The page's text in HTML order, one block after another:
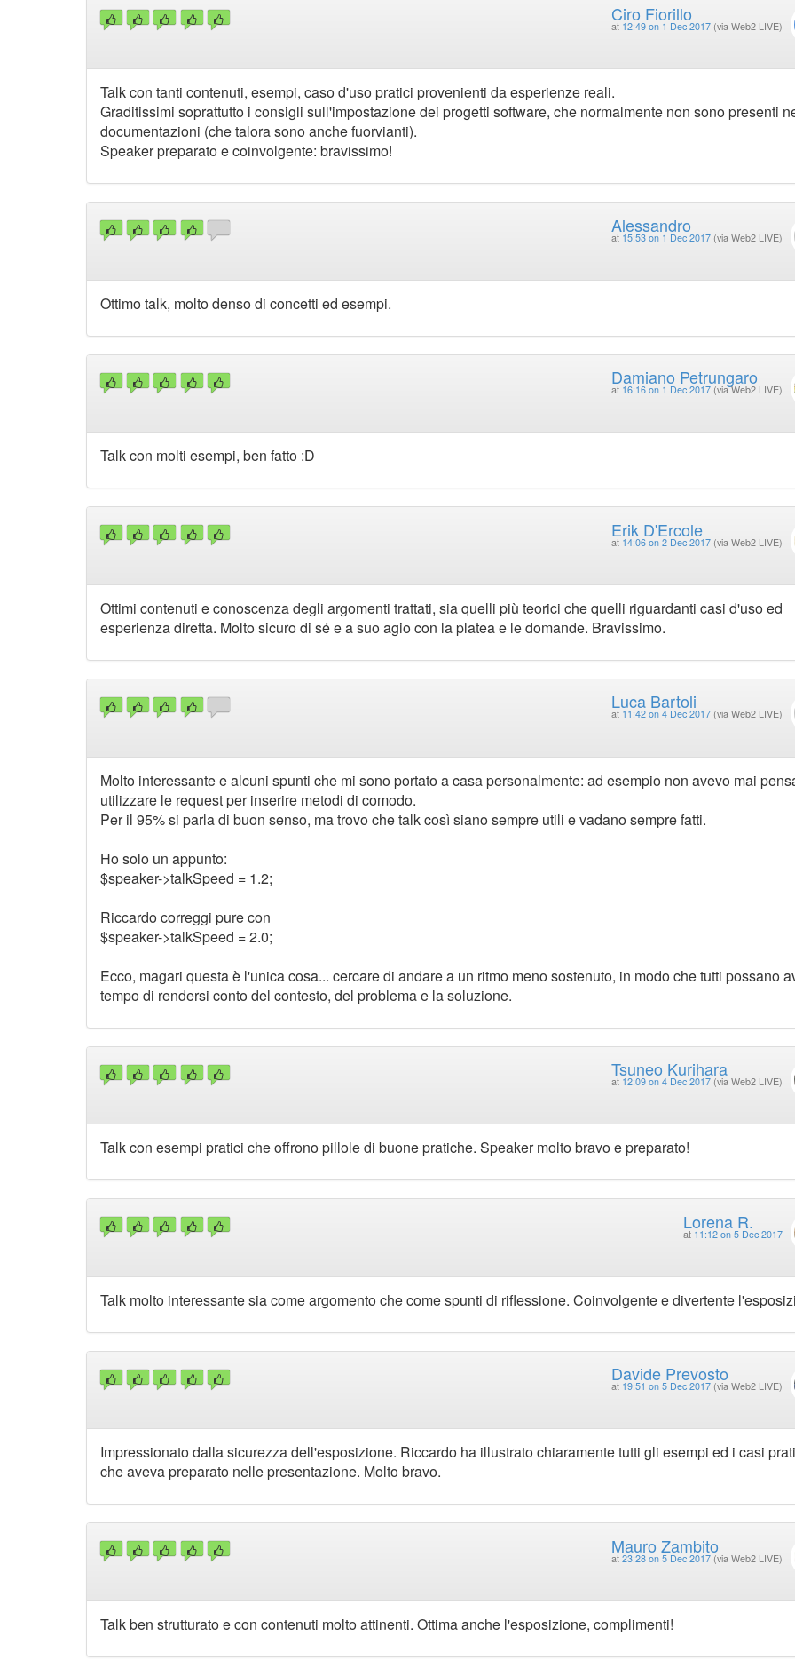
Ciro Fiorillo
at 12:49 on 1 Dec 2017 (via Web2 LIVE)
Talk con tanti contenuti, esempi, caso d'uso pratici provenienti da esperienze reali.
Graditissimi soprattutto i consigli sull'impostazione dei progetti software, che normalmente non sono presenti
documentazioni (che talora sono anche fuorvianti).
Speaker preparato e coinvolgente: bravissimo!
Alessandro
at 15:53 on 1 Dec 2017 (via Web2 LIVE)
Ottimo talk, molto denso di concetti ed esempi.
Damiano Petrungaro
at 16:16 on 1 Dec 2017 (via Web2 LIVE)
Talk con molti esempi, ben fatto :D
Erik D'Ercole
at 14:06 on 2 Dec 2017 (via Web2 LIVE)
Ottimi contenuti e conoscenza degli argomenti trattati, sia quelli più teorici che quelli riguardanti casi d'uso ed
esperienza diretta. Molto sicuro di sé e a suo agio con la platea e le domande. Bravissimo.
Luca Bartoli
at 11:42 on 4 Dec 2017 (via Web2 LIVE)
Molto interessante e alcuni spunti che mi sono portato a casa personalmente: ad esempio non avevo mai
utilizzare le request per inserire metodi di comodo.
Per il 95% si parla di buon senso, ma trovo che talk così siano sempre utili e vadano sempre fatti.
Ho solo un appunto:
$speaker->talkSpeed = 1.2;
Riccardo correggi pure con
$speaker->talkSpeed = 2.0;
Ecco, magari questa è l'unica cosa... cercare di andare a un ritmo meno sostenuto, in modo che tutti possano
tempo di rendersi conto del contesto, del problema e la soluzione.
Tsuneo Kurihara
at 12:09 on 4 Dec 2017 (via Web2 LIVE)
Talk con esempi pratici che offrono pillole di buone pratiche. Speaker molto bravo e preparato!
Lorena R.
at 11:12 on 5 Dec 2017
Talk molto interessante sia come argomento che come spunti di riflessione. Coinvolgente e divertente
Davide Prevosto
at 19:51 on 5 Dec 2017 (via Web2 LIVE)
Impressionato dalla sicurezza dell'esposizione. Riccardo ha illustrato chiaramente tutti gli esempi ed i casi
che aveva preparato nelle presentazione. Molto bravo.
Mauro Zambito
at 23:28 on 5 Dec 2017 (via Web2 LIVE)
Talk ben strutturato e con contenuti molto attinenti. Ottima anche l'esposizione, complimenti!